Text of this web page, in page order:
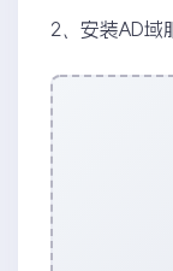
2、安装AD域